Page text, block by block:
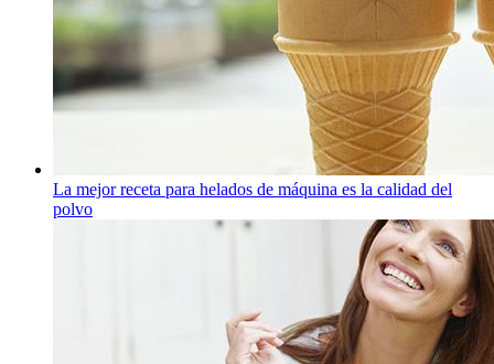
La mejor receta para helados de máquina es la calidad del
polvo